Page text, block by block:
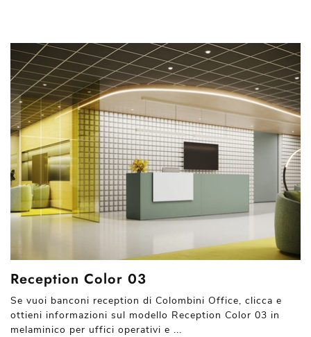
Reception Color 03
Se vuoi banconi reception di Colombini Office, clicca e
ottieni informazioni sul modello Reception Color 03 in
melaminico per uffici operativi e ...